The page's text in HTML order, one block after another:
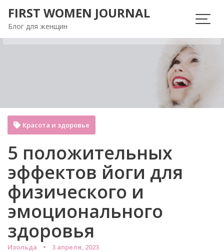
содержимому
FIRST WOMEN JOURNAL
Блог для женщин
5 положительных
эффектов йоги для
физического и
эмоционального
здоровья
Изольда 3 апреля, 2023
Красота и здоровье